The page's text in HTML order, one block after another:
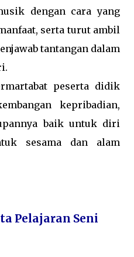
dengan cara yang
serta turut ambil
tantangan dalam
peserta didik
kepribadian,
baik untuk diri
sesama dan alam
Pelajaran Seni